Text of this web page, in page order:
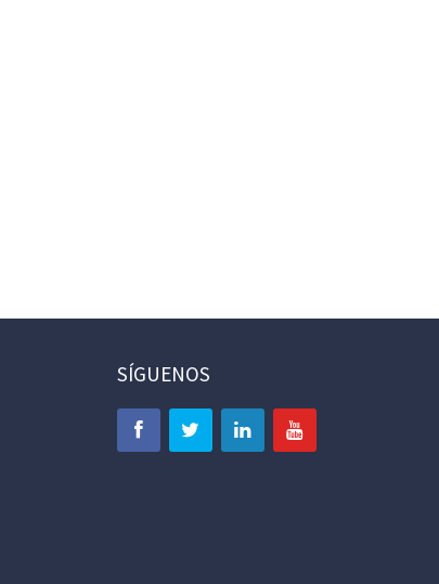
SÍGUENOS